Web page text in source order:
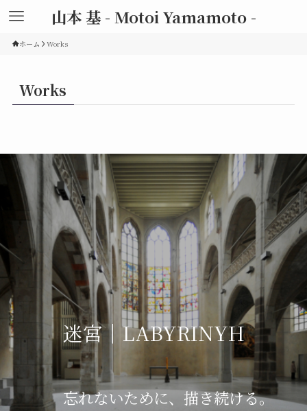
山本 基 - Motoi Yamamoto -
ホーム Works
Works
迷宮｜LABYRINYH
忘れないために、描き続ける。